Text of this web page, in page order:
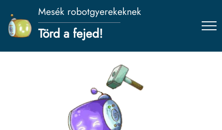
Mesék robotgyerekeknek
Törd a fejed!